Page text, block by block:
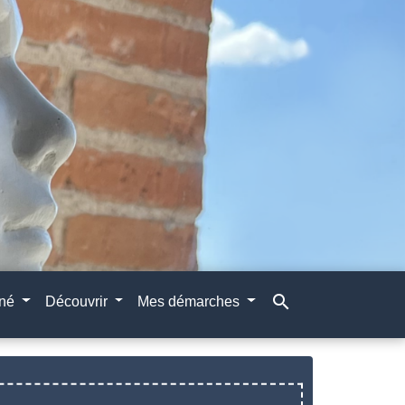
Découvrir Mes démarches search